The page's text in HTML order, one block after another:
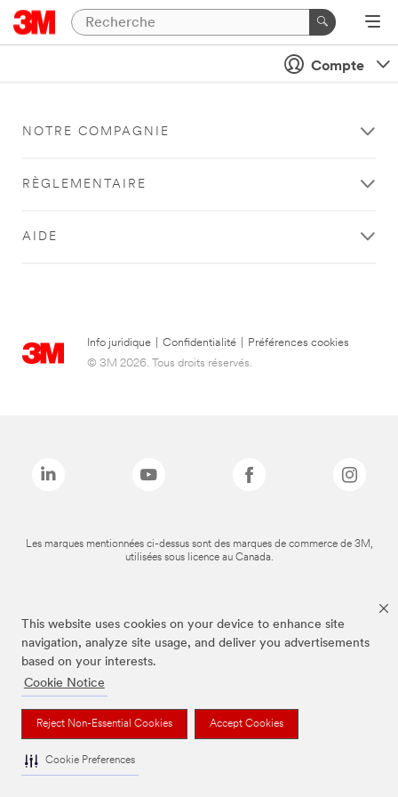
This website uses cookies on your device to enhance site
navigation, analyze site usage, and deliver you advertisements
based on your interests.
Cookie Notice
Reject Non-Essential Cookies Accept Cookies
Cookie Preferences
Compte
NOTRE COMPAGNIE
RÈGLEMENTAIRE
AIDE
Info juridique Confidentialité
Préférences cookies
© 3M 2026. Tous droits réservés.
Les marques mentionnées ci-dessus sont des marques de commerce de 3M,
utilisées sous licence au Canada.